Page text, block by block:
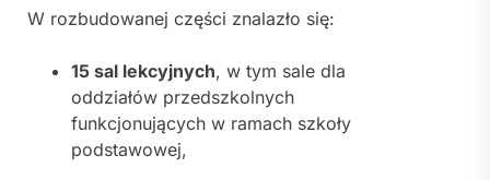
W rozbudowanej części znalazło się:
15 sal lekcyjnych, w tym sale dla
oddziałów przedszkolnych
funkcjonujących w ramach szkoły
podstawowej,